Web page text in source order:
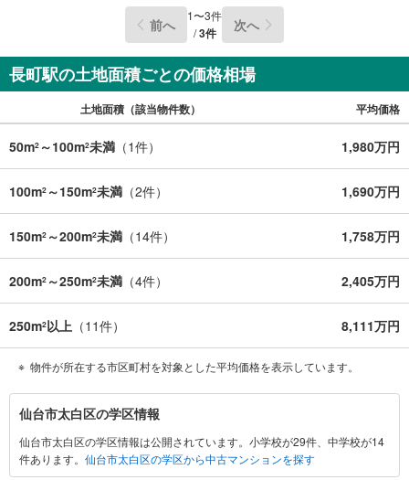
前へ 1〜3件
/3件 次へ
長町駅の土地面積ごとの価格相場
土地面積（該当物件数） 平均価格
50m2 ～100m2未満 （1件） 1,980万円
100m2 ～150m2未満 （2件） 1,690万円
150m2 ～200m2未満 （14件） 1,758万円
200m2 ～250m2未満 （4件） 2,405万円
250m2以上 （11件） 8,111万円
物件が所在する市区町村を対象とした平均価格を表示しています。
仙
台
市
太
仙台市太白区の学区情報
仙台市太白区の学区情報は公開されています。小学校が29件、中学校が14
件あります。 仙台市太白区の学区から中古マンションを探す